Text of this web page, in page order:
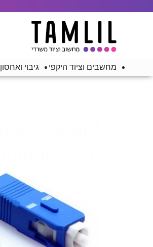
מחשבים וציוד היקפי גיבוי ואחסון